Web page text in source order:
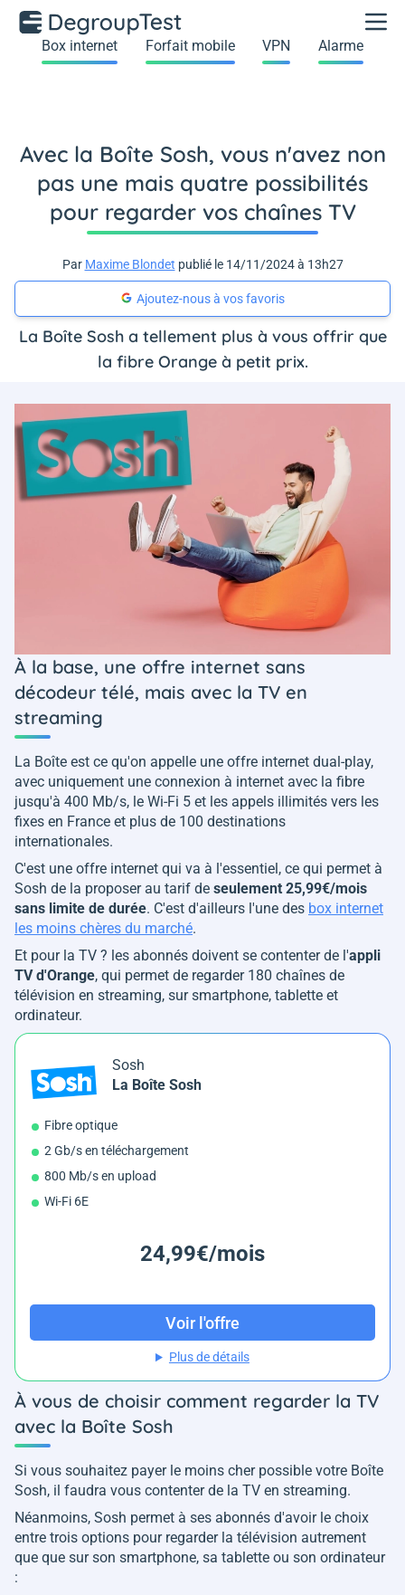
Box internet Forfait mobile VPN Alarme
Avec la Boîte Sosh, vous n'avez non
pas une mais quatre possibilités
pour regarder vos chaînes TV
Par Maxime Blondet publié le 14/11/2024 à 13h27
Ajoutez-nous à vos favoris
La Boîte Sosh a tellement plus à vous offrir que
la fibre Orange à petit prix.
À la base, une offre internet sans
décodeur télé, mais avec la TV en
streaming
La Boîte est ce qu'on appelle une offre internet dual-play,
avec uniquement une connexion à internet avec la fibre
jusqu'à 400 Mb/s, le Wi-Fi 5 et les appels illimités vers les
fixes en France et plus de 100 destinations
internationales.
C'est une offre internet qui va à l'essentiel, ce qui permet à
Sosh de la proposer au tarif de seulement 25,99€/mois
sans limite de durée. C'est d'ailleurs l'une des box internet
les moins chères du marché.
Et pour la TV ? les abonnés doivent se contenter de l'appli
TV d'Orange, qui permet de regarder 180 chaînes de
télévision en streaming, sur smartphone, tablette et
ordinateur.
Sosh
La Boîte Sosh
Fibre optique
2 Gb/s en téléchargement
800 Mb/s en upload
Wi-Fi 6E
24,99€/mois
Voir l'offre
Plus de détails
À vous de choisir comment regarder la TV
avec la Boîte Sosh
Si vous souhaitez payer le moins cher possible votre Boîte
Sosh, il faudra vous contenter de la TV en streaming.
Néanmoins, Sosh permet à ses abonnés d'avoir le choix
entre trois options pour regarder la télévision autrement
que que sur son smartphone, sa tablette ou son ordinateur
: